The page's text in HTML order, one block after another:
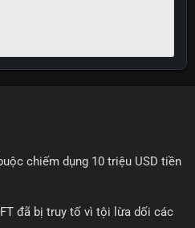
chiếm dụng 10 triệu USD tiền
đã bị truy tố vì tội lừa dối các